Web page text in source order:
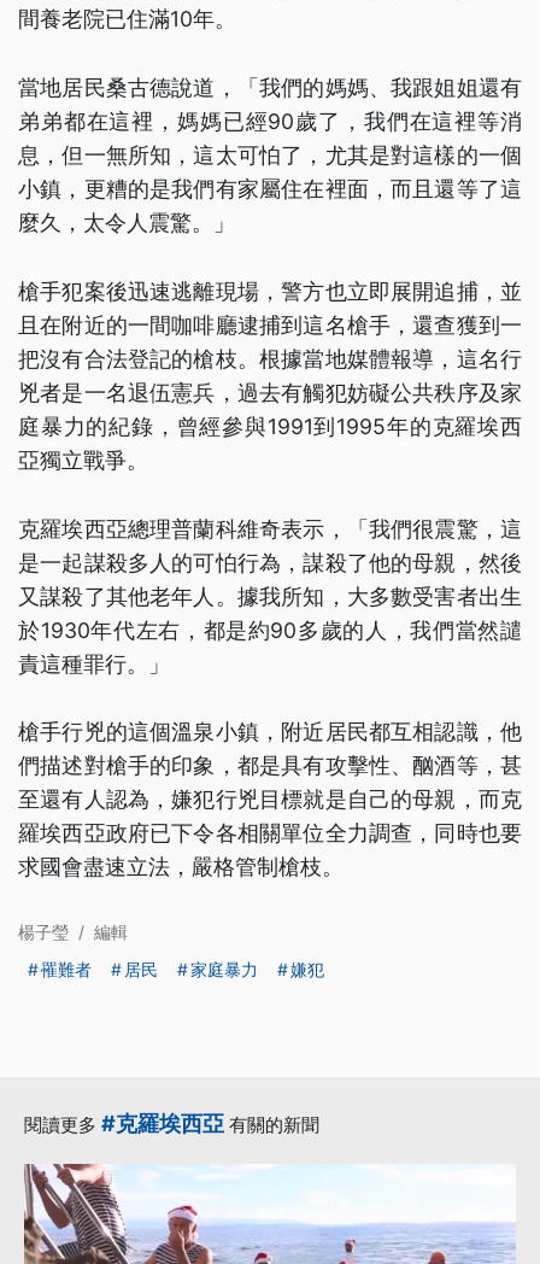
間養老院已住滿10年。
當地居民桑古德說道，「我們的媽媽、我跟姐姐還有
弟弟都在這裡，媽媽已經90歲了，我們在這裡等消
息，但一無所知，這太可怕了，尤其是對這樣的一個
小鎮，更糟的是我們有家屬住在裡面，而且還等了這
麼久，太令人震驚。」
槍手犯案後迅速逃離現場，警方也立即展開追捕，並
且在附近的一間咖啡廳逮捕到這名槍手，還查獲到一
把沒有合法登記的槍枝。根據當地媒體報導，這名行
兇者是一名退伍憲兵，過去有觸犯妨礙公共秩序及家
庭暴力的紀錄，曾經參與1991到1995年的克羅埃西
亞獨立戰爭。
克羅埃西亞總理普蘭科維奇表示，「我們很震驚，這
是一起謀殺多人的可怕行為，謀殺了他的母親，然後
又謀殺了其他老年人。據我所知，大多數受害者出生
於1930年代左右，都是約90多歲的人，我們當然譴
責這種罪行。」
槍手行兇的這個溫泉小鎮，附近居民都互相認識，他
們描述對槍手的印象，都是具有攻擊性、酗酒等，甚
至還有人認為，嫌犯行兇目標就是自己的母親，而克
羅埃西亞政府已下令各相關單位全力調查，同時也要
求國會盡速立法，嚴格管制槍枝。
楊子瑩 / 編輯
罹難者
居民 家庭暴力 嫌犯
閱讀更多 #克羅埃西亞 有關的新聞